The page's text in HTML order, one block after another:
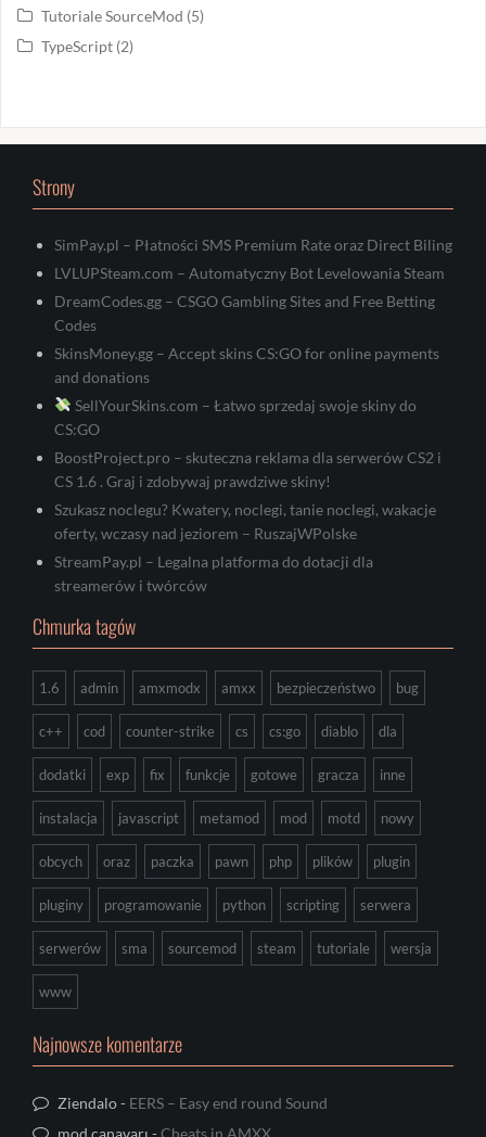
Tutoriale SourceMod (5)
TypeScript (2)
Strony
SimPay.pl – Płatności SMS Premium Rate oraz Direct Biling
LVLUPSteam.com – Automatyczny Bot Levelowania Steam
DreamCodes.gg – CSGO Gambling Sites and Free Betting
Codes
SkinsMoney.gg – Accept skins CS:GO for online payments
and donations
SellYourSkins.com – Łatwo sprzedaj swoje skiny do
CS:GO
BoostProject.pro – skuteczna reklama dla serwerów CS2 i
CS 1.6 . Graj i zdobywaj prawdziwe skiny!
Szukasz noclegu? Kwatery, noclegi, tanie noclegi, wakacje
oferty, wczasy nad jeziorem – RuszajWPolske
StreamPay.pl – Legalna platforma do dotacji dla
streamerów i twórców
Chmurka tagów
1.6 admin amxmodx amxx bezpieczeństwo bug
c++ cod counter-strike cs cs:go diablo dla
dodatki exp fix funkcje gotowe gracza inne
instalacja javascript metamod mod motd nowy
obcych oraz paczka pawn php plików plugin
pluginy programowanie python scripting serwera
serwerów sma sourcemod steam tutoriale wersja
www
Najnowsze komentarze
Ziendalo- EERS – Easy end round Sound
mod canavarı -Cheats in AMXX